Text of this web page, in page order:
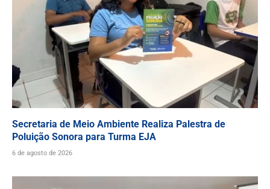
Secretaria de Meio Ambiente Realiza Palestra de
Poluição Sonora para Turma EJA
6 de agosto de 2026